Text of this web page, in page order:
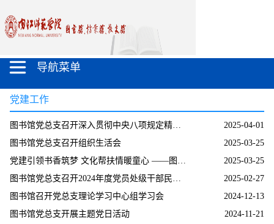
导航菜单
党建工作
2025-04-01
图书馆党总支召开深入贯彻中央八项规定精神学习教育工作部署会
2025-03-25
图书馆党总支召开组织生活会
2025-03-25
党建引领书香筑梦 文化帮扶情暖童心 ——图书馆党总支赴鲶鱼社区开展主题党日活动
2025-02-27
图书馆党总支召开2024年度党员处级干部民主生活会
2024-12-13
图书馆召开党总支理论学习中心组学习会
2024-11-21
图书馆党总支开展主题党日活动